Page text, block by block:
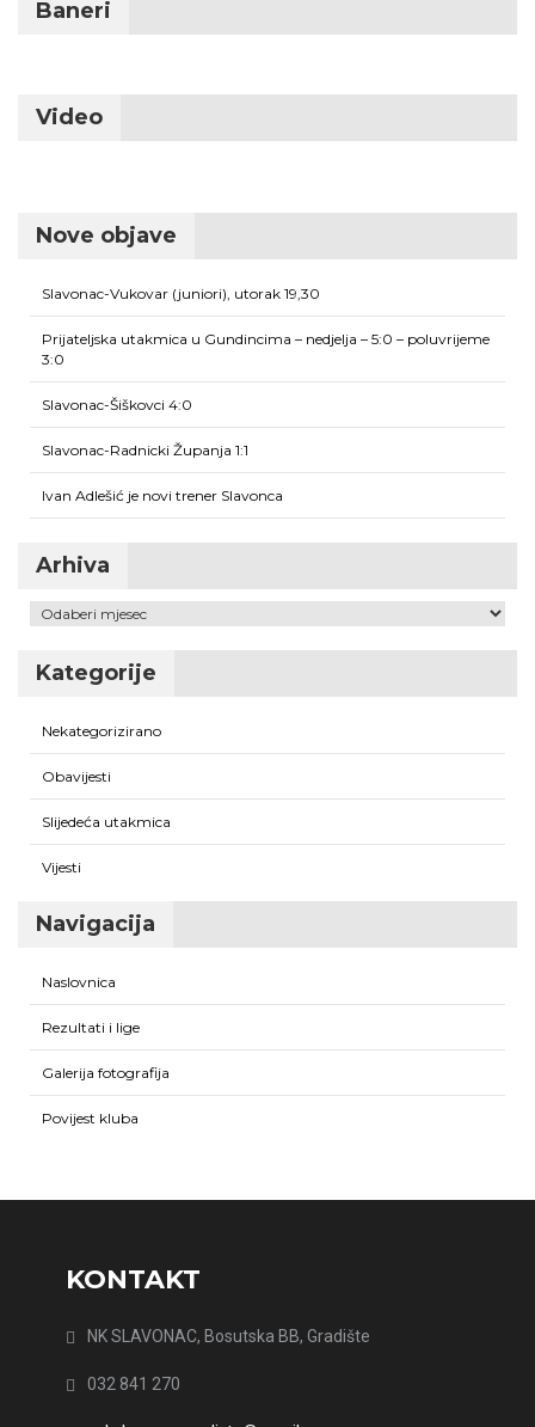
Baneri
Video
Nove objave
Slavonac-Vukovar (juniori), utorak 19,30
Prijateljska utakmica u Gundincima – nedjelja – 5:0 – poluvrijeme
3:0
Slavonac-Šiškovci 4:0
Slavonac-Radnicki Županja 1:1
Ivan Adlešić je novi trener Slavonca
Arhiva
Arhiva
Kategorije
Nekategorizirano
Obavijesti
Slijedeća utakmica
Vijesti
Navigacija
Naslovnica
Rezultati i lige
Galerija fotografija
Povijest kluba
KONTAKT
NK SLAVONAC, Bosutska BB, Gradište
032 841 270